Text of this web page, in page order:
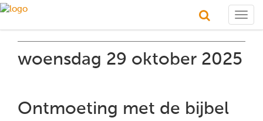
woensdag 29 oktober 2025
Ontmoeting met de bijbel